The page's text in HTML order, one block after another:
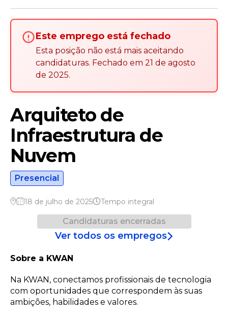
acreditou numa maneira diferente
de recrutar: tratando as pessoas
com o respeito que merecem. O
nosso objetivo é ser o seu lugar de
referência para conselhos de
seu emprego de sonho.
Este emprego está fechado
Esta posição não está mais aceitando
candidaturas. Fechado em 21 de agosto
de 2025.
Arquiteto de
Infraestrutura de
Nuvem
Presencial
18 de julho de 2025 Tempo integral
Candidaturas encerradas
Ver todos os empregos
Sobre a KWAN
Na KWAN, conectamos profissionais de tecnologia
com oportunidades que correspondem às suas
ambições, habilidades e valores.